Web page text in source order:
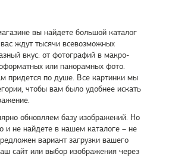
вы найдете большой каталог
ждут тысячи всевозможных
вкус: от фотографий в макро-
или панорамных фото.
придется по душе. Все картинки мы
чтобы вам было удобнее искать
обновляем базу изображений. Но
и не найдете в нашем каталоге – не
вариант загрузки вашего
сайт или выбор изображения через